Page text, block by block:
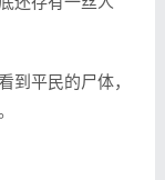
到平民的尸体，